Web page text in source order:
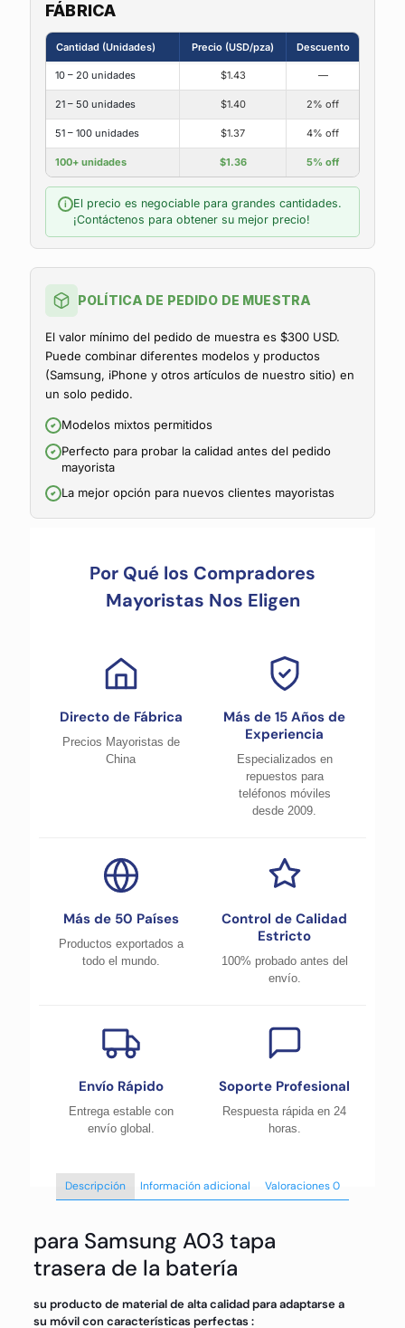
FÁBRICA
Cantidad (Unidades) Precio (USD/pza) Descuento
10 – 20 unidades $1.43 —
21 – 50 unidades $1.40 2% off
51 – 100 unidades $1.37 4% off
100+ unidades $1.36 5% off
i
El precio es negociable para grandes cantidades.
¡Contáctenos para obtener su mejor precio!
POLÍTICA DE PEDIDO DE MUESTRA
El valor mínimo del pedido de muestra es $300 USD.
Puede combinar diferentes modelos y productos
(Samsung, iPhone y otros artículos de nuestro sitio) en
un solo pedido.
Modelos mixtos permitidos
Perfecto para probar la calidad antes del pedido
mayorista
La mejor opción para nuevos clientes mayoristas
Por Qué los Compradores
Mayoristas Nos Eligen
Directo de Fábrica
Precios Mayoristas de
China
Más de 15 Años de
Experiencia
Especializados en
repuestos para
teléfonos móviles
desde 2009.
Más de 50 Países
Productos exportados a
todo el mundo.
Control de Calidad
Estricto
100% probado antes del
envío.
Envío Rápido
Entrega estable con
envío global.
Soporte Profesional
Respuesta rápida en 24
horas.
Descripción Información adicional Valoraciones0
para Samsung A03 tapa
trasera de la batería
su producto de material de alta calidad para adaptarse a
su móvil con características perfectas :